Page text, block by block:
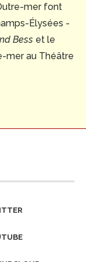
mer font
Élysées -
Bess et le
mer au Théâtre